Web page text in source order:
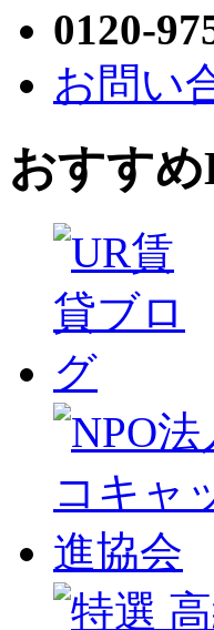
0120-
お問い
おすす